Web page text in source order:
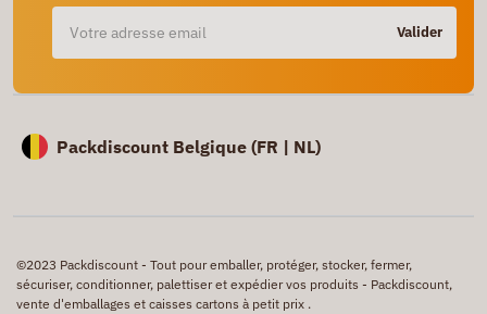
Valider
Packdiscount Belgique (FR | NL)
©2023 Packdiscount - Tout pour emballer, protéger, stocker, fermer,
sécuriser, conditionner, palettiser et expédier vos produits - Packdiscount,
vente d'emballages et caisses cartons à petit prix .